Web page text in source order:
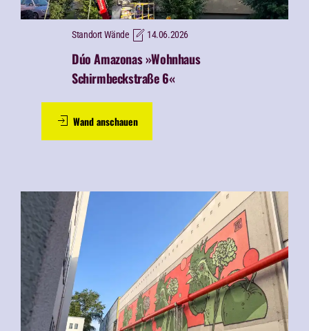
Standort Wände 14.06.2026
Dúo Amazonas »Wohnhaus
Schirmbeckstraße 6«
Wand anschauen